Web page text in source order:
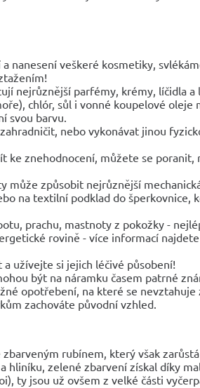
nanesení veškeré kosmetiky,
nejrůznější parfémy, krémy, líčidla a
chlór, sůl i vonné koupelové
svou barvu.
nebo vykonávat jinou
ke znehodnocení, můžete se
způsobit nejrůznější
na textilní podklad do šperkovnice,
prachu, mastnoty z pokožky -
rovině - více informací najdete
užívejte si jejich léčivé působení!
být na náramku časem patrné
opotřebení, na které se nevztahuje
zachováte původní vzhled.
rubínem, který však
hliníku, zelené zbarvení získal díky
ty jsou už ovšem z velké části